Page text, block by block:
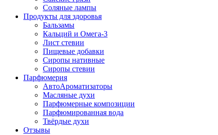
Соляные лампы
Продукты для здоровья
Бальзамы
Кальций и Омега-3
Лист стевии
Пищевые добавки
Сиропы нативные
Сиропы стевии
Парфюмерия
АвтоАроматизаторы
Масляные духи
Парфюмерные композиции
Парфюмированная вода
Твёрдые духи
Отзывы